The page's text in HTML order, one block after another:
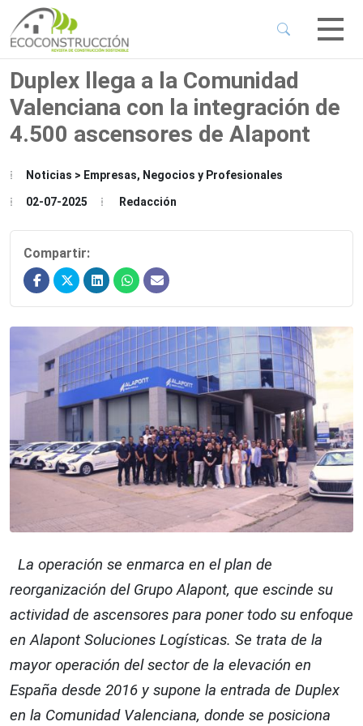
Menu
Menu
Duplex llega a la Comunidad
Valenciana con la integración de
4.500 ascensores de Alapont
Noticias > Empresas, Negocios y Profesionales
02-07-2025 Redacción
Compartir:
La operación se enmarca en el plan de
reorganización del Grupo Alapont, que escinde su
actividad de ascensores para poner todo su enfoque
en Alapont Soluciones Logísticas. Se trata de la
mayor operación del sector de la elevación en
España desde 2016 y supone la entrada de Duplex
en la Comunidad Valenciana, donde se posiciona